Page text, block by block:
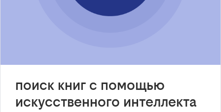
поиск книг с помощью
искусственного интеллекта